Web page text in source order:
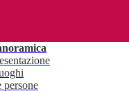
persone